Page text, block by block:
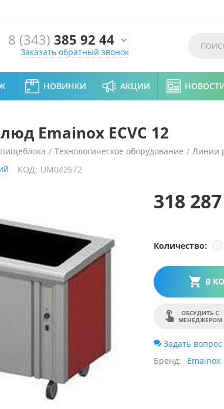
8 (343) 385 92 44 
Заказать обратный звонок
НОВИНКИ АКЦИИ
Emainox ECVC 12
/ Технологическое оборудование / Линии
КОД: UM042672
318 287
Количество: −
В
ОБСУДИТЬ С
МЕНЕДЖЕРОМ
Задать вопрос
Бренд
Emainox